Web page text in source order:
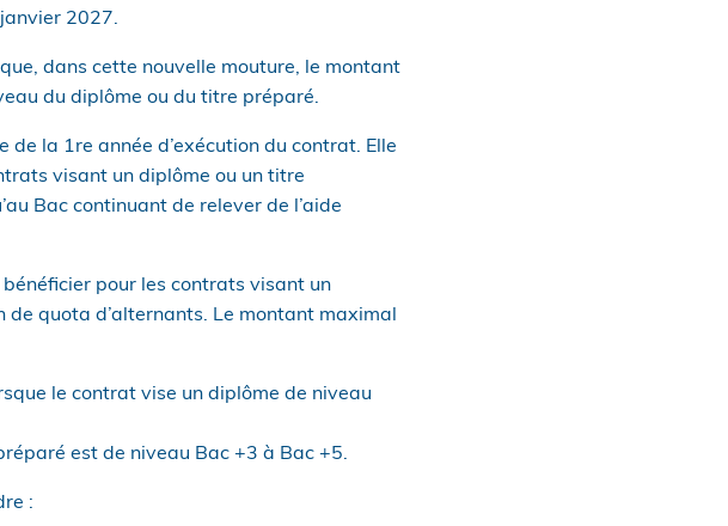
2027.
dans cette nouvelle mouture, le montant
du diplôme ou du titre préparé.
la 1re année d’exécution du contrat. Elle
visant un diplôme ou un titre
Bac continuant de relever de l’aide
pour les contrats visant un
quota d’alternants. Le montant maximal
le contrat vise un diplôme de niveau
est de niveau Bac +3 à Bac +5.
: